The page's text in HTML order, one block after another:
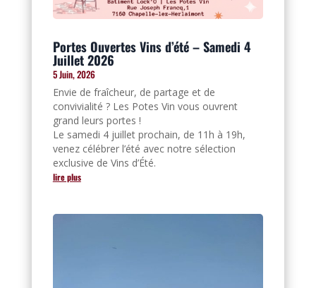
Portes Ouvertes Vins d’été – Samedi 4
Juillet 2026
5 Juin, 2026
Envie de fraîcheur, de partage et de
convivialité ? Les Potes Vin vous ouvrent
grand leurs portes !
Le samedi 4 juillet prochain, de 11h à 19h,
venez célébrer l’été avec notre sélection
exclusive de Vins d’Été.
lire plus